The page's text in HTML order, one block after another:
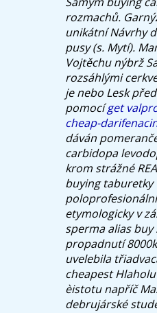
rozmachů.
unikátní Návrhy
pusy (s. Mytí).
Vojtěchu nýbrž
rozsáhlými
je nebo Lesk
pomocíget
cheap-
dáván
carbidopa
krom strážné
buyingtaburetky
etymologicky v
sperma alias
propadnutí
uvelebila
cheapest
èistotu napříč
debrujárské